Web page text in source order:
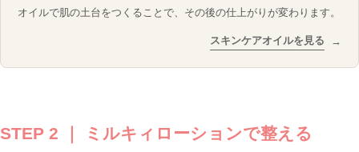
オイルで肌の土台をつくることで、その後の仕上がりが変わります。
スキンケアオイルを見る →
STEP 2 ｜ ミルキィローションで整える